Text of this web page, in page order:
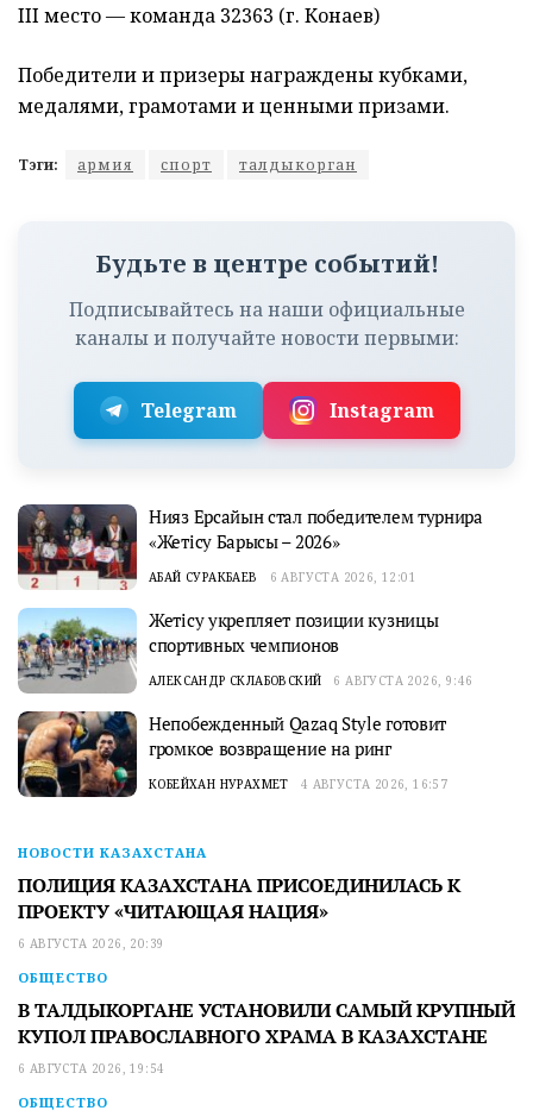
III место — команда 32363 (г. Конаев)
Победители и призеры награждены кубками,
медалями, грамотами и ценными призами.
Тэги: армия спорт талдыкорган
Будьте в центре событий!
Подписывайтесь на наши официальные
каналы и получайте новости первыми:
Telegram Instagram
Нияз Ерсайын стал победителем турнира
«Жетісу Барысы – 2026»
АБАЙ СУРАКБАЕВ 6 АВГУСТА 2026, 12:01
Жетісу укрепляет позиции кузницы
спортивных чемпионов
АЛЕКСАНДР СКЛАБОВСКИЙ 6 АВГУСТА 2026, 9:46
Непобежденный Qazaq Style готовит
громкое возвращение на ринг
КОБЕЙХАН НУРАХМЕТ 4 АВГУСТА 2026, 16:57
НОВОСТИ КАЗАХСТАНА
ПОЛИЦИЯ КАЗАХСТАНА ПРИСОЕДИНИЛАСЬ К
ПРОЕКТУ «ЧИТАЮЩАЯ НАЦИЯ»
6 АВГУСТА 2026, 20:39
ОБЩЕСТВО
В ТАЛДЫКОРГАНЕ УСТАНОВИЛИ САМЫЙ КРУПНЫЙ
КУПОЛ ПРАВОСЛАВНОГО ХРАМА В КАЗАХСТАНЕ
6 АВГУСТА 2026, 19:54
ОБЩЕСТВО